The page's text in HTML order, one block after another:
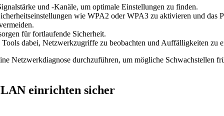
und -Kanäle, um optimale Einstellungen zu finden.
wie WPA2 oder WPA3 zu aktivieren und das
für fortlaufende Sicherheit.
dabei, Netzwerkzugriffe zu beobachten und Auffälligkeiten zu
Netzwerkdiagnose durchzuführen, um mögliche Schwachstellen
einrichten sicher